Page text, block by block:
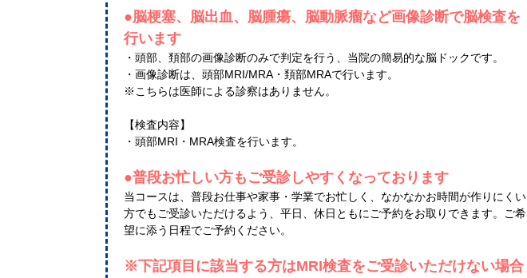
●脳梗塞、脳出血、脳腫瘍、脳動脈瘤など画像診断で脳検査を
行います
・頭部、頚部の画像診断のみで判定を行う、当院の簡易的な脳ドックです。
・画像診断は、頭部MRI/MRA・頚部MRAで行います。
※こちらは医師による診察はありません。
【検査内容】
・頭部MRI・MRA検査を行います。
●普段お忙しい方もご受診しやすくなっております
当コースは、普段お仕事や家事・学業でお忙しく、なかなかお時間が作りにくい
方でもご受診いただけるよう、平日、休日ともにご予約をお取りできます。ご希
望に添う日程でご予約ください。
※下記項目に該当する方はMRI検査をご受診いただけない場合